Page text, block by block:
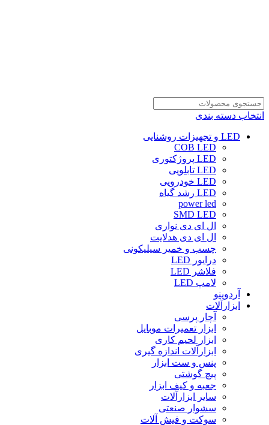
انتخاب دسته بندی
LED و تجهیزات روشنایی
COB LED
LED پروژکتوری
LED تابلویی
LED خودرویی
LED رشد گیاه
power led
SMD LED
ال ای دی نواری
ال ای دی هدلایت
چسب و خمیر سیلیکونی
درایور LED
فلاشر LED
لامپ LED
آردوینو
ابزارآلات
آچار پرسی
ابزار تعمیرات موبایل
ابزار لحیم کاری
ابزارآلات اندازه گیری
پنس و ست ابزار
پیچ گوشتی
جعبه و کیف ابزار
سایر ابزارآلات
سشوار صنعتی
سوکت و فیش آلات